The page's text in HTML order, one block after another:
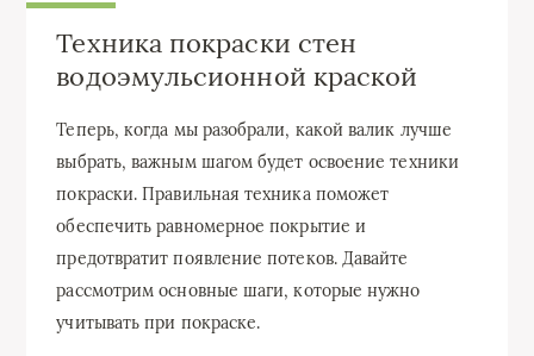
Техника покраски стен
водоэмульсионной краской
Теперь, когда мы разобрали, какой валик лучше
выбрать, важным шагом будет освоение техники
покраски. Правильная техника поможет
обеспечить равномерное покрытие и
предотвратит появление потеков. Давайте
рассмотрим основные шаги, которые нужно
учитывать при покраске.